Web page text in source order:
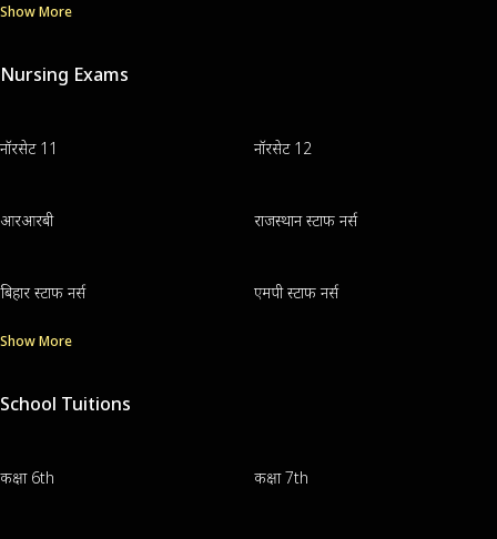
Show More
Nursing Exams
नॉरसेट 11 नॉरसेट 12
आरआरबी राजस्थान स्टाफ नर्स
बिहार स्टाफ नर्स एमपी स्टाफ नर्स
Show More
School Tuitions
कक्षा 6th कक्षा 7th